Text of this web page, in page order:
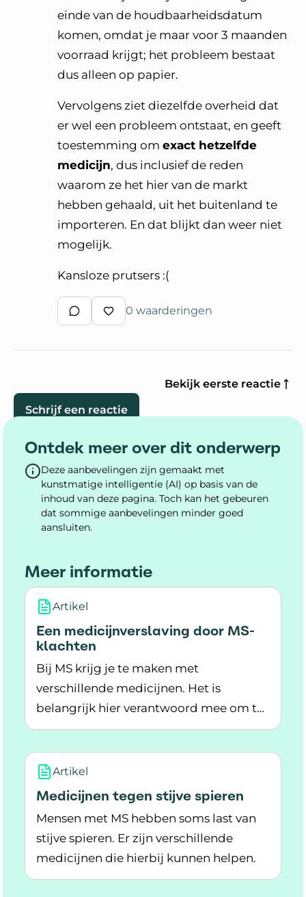
einde van de houdbaarheidsdatum
komen, omdat je maar voor 3 maanden
voorraad krijgt; het probleem bestaat
dus alleen op papier.
Vervolgens ziet diezelfde overheid dat
er wel een probleem ontstaat, en geeft
toestemming om exact hetzelfde
medicijn, dus inclusief de reden
waarom ze het hier van de markt
hebben gehaald, uit het buitenland te
importeren. En dat blijkt dan weer niet
mogelijk.
Kansloze prutsers :(
Schrijf een reactie
Waardeer reactie
0 waarderingen
Bekijk eerste reactie
Schrijf een reactie
Ontdek meer over dit onderwerp
Deze aanbevelingen zijn gemaakt met
kunstmatige intelligentie (AI) op basis van de
inhoud van deze pagina. Toch kan het gebeuren
dat sommige aanbevelingen minder goed
aansluiten.
Meer informatie
Artikel
Een medicijnverslaving door MS-
klachten
Bij MS krijg je te maken met
verschillende medicijnen. Het is
belangrijk hier verantwoord mee om te
gaan. Neem niet meer medicijnen dan
Lees meer over Een medicijnverslaving door
Artikel
Medicijnen tegen stijve spieren
Mensen met MS hebben soms last van
stijve spieren. Er zijn verschillende
medicijnen die hierbij kunnen helpen.
Lees meer over Medicijnen tegen stijve spieren